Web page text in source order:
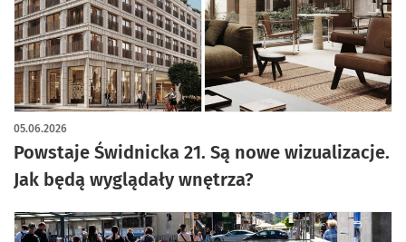
Powstaje Świdnicka 21. Są nowe wizualizacje.
Jak będą wyglądały wnętrza?
05.06.2026
artykuł z galerią zdjęć